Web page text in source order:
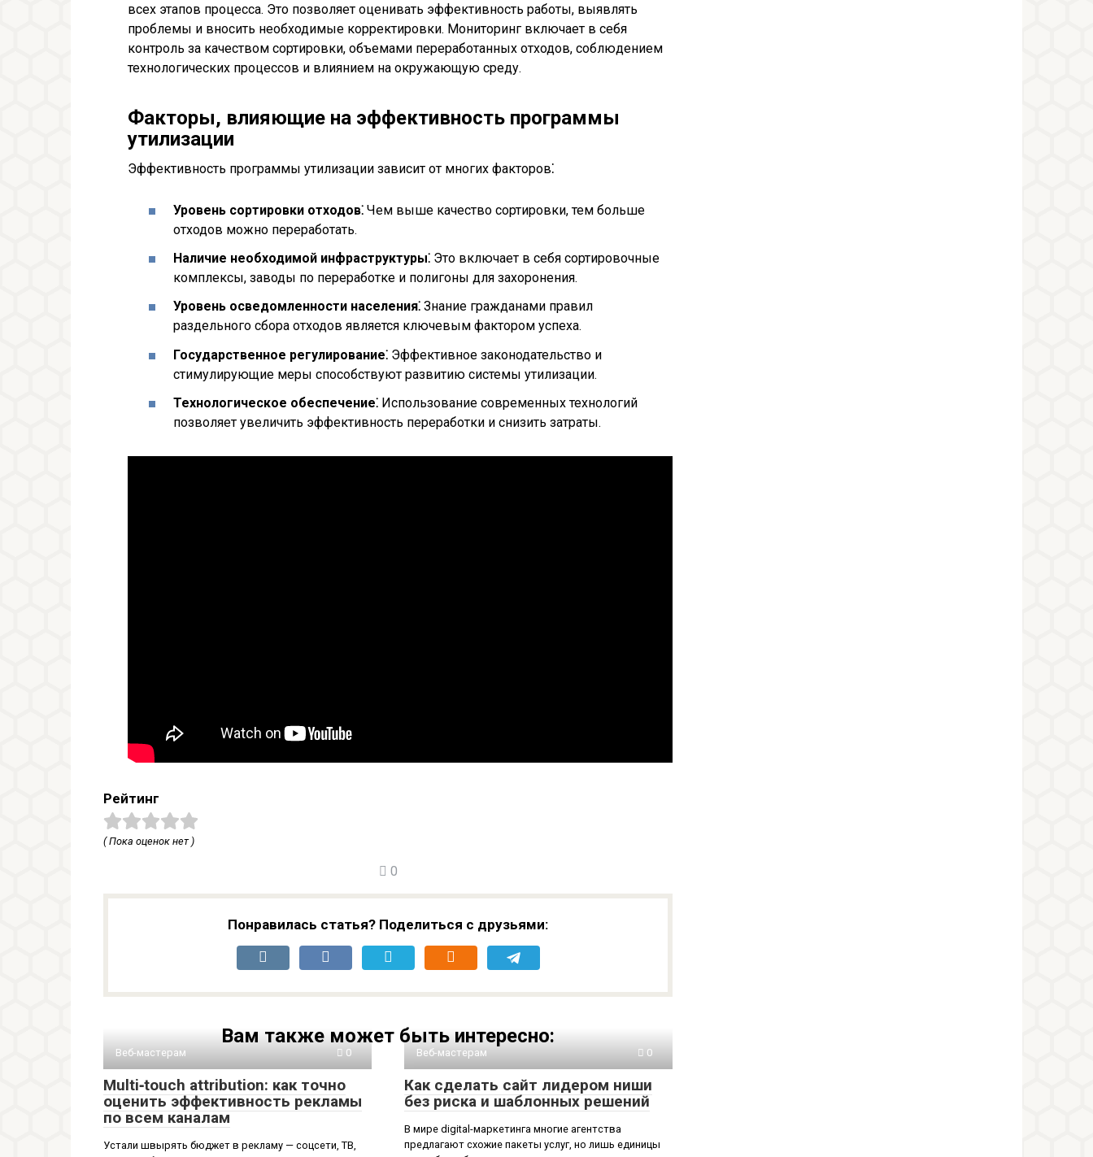
всех этапов процесса. Это позволяет оценивать эффективность работы, выявлять
проблемы и вносить необходимые корректировки. Мониторинг включает в себя
контроль за качеством сортировки, объемами переработанных отходов, соблюдением
технологических процессов и влиянием на окружающую среду.
Факторы, влияющие на эффективность программы
утилизации
Эффективность программы утилизации зависит от многих факторов⁚
Уровень сортировки отходов⁚ Чем выше качество сортировки, тем больше
отходов можно переработать.
Наличие необходимой инфраструктуры⁚ Это включает в себя сортировочные
комплексы, заводы по переработке и полигоны для захоронения.
Уровень осведомленности населения⁚ Знание гражданами правил
раздельного сбора отходов является ключевым фактором успеха.
Государственное регулирование⁚ Эффективное законодательство и
стимулирующие меры способствуют развитию системы утилизации.
Технологическое обеспечение⁚ Использование современных технологий
позволяет увеличить эффективность переработки и снизить затраты.
Рейтинг
( Пока оценок нет )
0
Понравилась статья? Поделиться с друзьями:
Вам также может быть интересно:
Веб-мастерам 0
Multi‑touch attribution: как точно
оценить эффективность рекламы
по всем каналам
Устали швырять бюджет в рекламу — соцсети, ТВ,
Веб-мастерам 0
Как сделать сайт лидером ниши
без риска и шаблонных решений
В мире digital-маркетинга многие агентства
предлагают схожие пакеты услуг, но лишь единицы